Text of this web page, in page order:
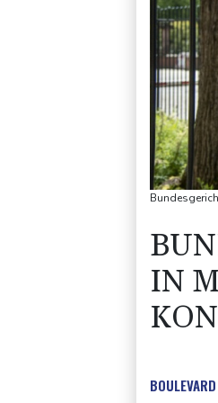
IN
BOULEVARD